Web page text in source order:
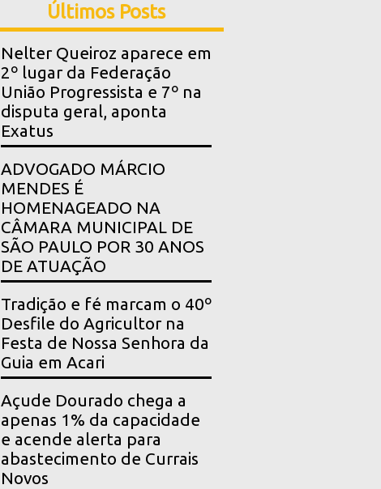
Últimos Posts
Nelter Queiroz aparece em
2º lugar da Federação
União Progressista e 7º na
disputa geral, aponta
Exatus
ADVOGADO MÁRCIO
MENDES É
HOMENAGEADO NA
CÂMARA MUNICIPAL DE
SÃO PAULO POR 30 ANOS
DE ATUAÇÃO
Tradição e fé marcam o 40º
Desfile do Agricultor na
Festa de Nossa Senhora da
Guia em Acari
Açude Dourado chega a
apenas 1% da capacidade
e acende alerta para
abastecimento de Currais
Novos